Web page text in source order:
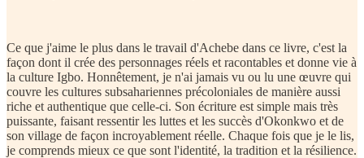
Ce que j'aime le plus dans le travail d'Achebe dans ce livre, c'est la
façon dont il crée des personnages réels et racontables et donne vie à
la culture Igbo. Honnêtement, je n'ai jamais vu ou lu une œuvre qui
couvre les cultures subsahariennes précoloniales de manière aussi
riche et authentique que celle-ci. Son écriture est simple mais très
puissante, faisant ressentir les luttes et les succès d'Okonkwo et de
son village de façon incroyablement réelle. Chaque fois que je le lis,
je comprends mieux ce que sont l'identité, la tradition et la résilience.